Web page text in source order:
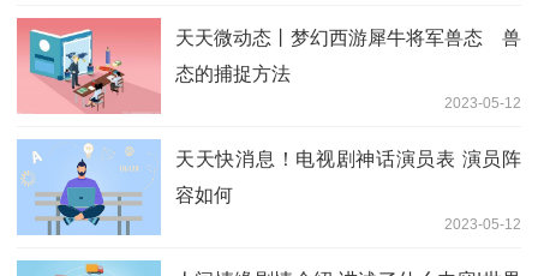
天天微动态丨梦幻西游犀牛将军兽态 兽
态的捕捉方法
2023-05-12
天天快消息！电视剧神话演员表 演员阵
容如何
2023-05-12